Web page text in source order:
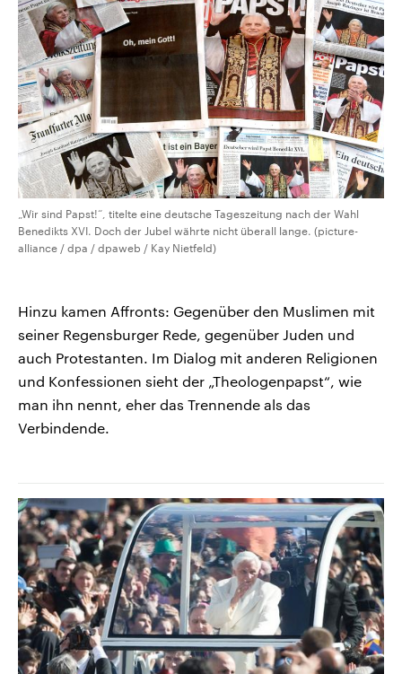
„Wir sind Papst!“, titelte eine deutsche Tageszeitung nach der Wahl
Benedikts XVI. Doch der Jubel währte nicht überall lange. (picture-
alliance / dpa / dpaweb / Kay Nietfeld)
Hinzu kamen Affronts: Gegenüber den Muslimen mit
seiner Regensburger Rede, gegenüber Juden und
auch Protestanten. Im Dialog mit anderen Religionen
und Konfessionen sieht der „Theologenpapst“, wie
man ihn nennt, eher das Trennende als das
Verbindende.